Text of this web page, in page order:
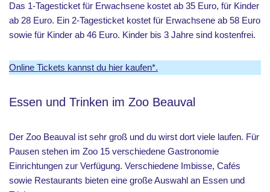
Das 1-Tagesticket für Erwachsene kostet ab 35 Euro, für Kinder
ab 28 Euro. Ein 2-Tagesticket kostet für Erwachsene ab 58 Euro
sowie für Kinder ab 46 Euro. Kinder bis 3 Jahre sind kostenfrei.
Online Tickets kannst du hier kaufen*.
Essen und Trinken im Zoo Beauval
Der Zoo Beauval ist sehr groß und du wirst dort viele laufen. Für
Pausen stehen im Zoo 15 verschiedene Gastronomie
Einrichtungen zur Verfügung. Verschiedene Imbisse, Cafés
sowie Restaurants bieten eine große Auswahl an Essen und